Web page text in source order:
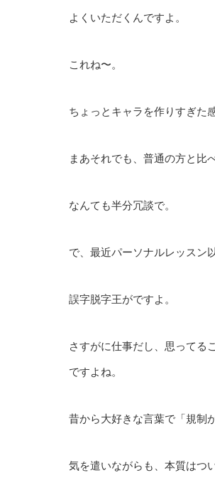
よくいただくんですよ。
これね〜。
ちょっとキャラを作りすぎた
まあそれでも、普通の方と比
なんても半分冗談で。
で、最近パーソナルレッスン
誤字脱字王がですよ。
さすがに仕事だし、思ってる
ですよね。
昔から大好きな言葉で「規制
気を遣いながらも、本質はつ